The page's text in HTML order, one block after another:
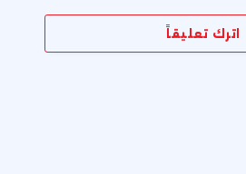
اترك تعليقاً